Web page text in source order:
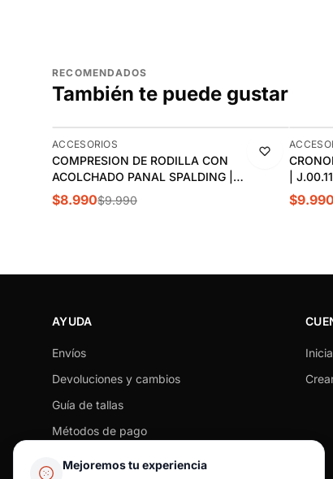
Mejoremos tu experiencia
RECOMENDADOS
También te puede gustar
-10%
ACCESORIOS
COMPRESION DE RODILLA CON
ACOLCHADO PANAL SPALDING |
SPACONE009
$8.990$9.990
-9%
| J.00.11
$9.990
AYUDA
Envíos
Devoluciones y cambios
Guía de tallas
Métodos de pago